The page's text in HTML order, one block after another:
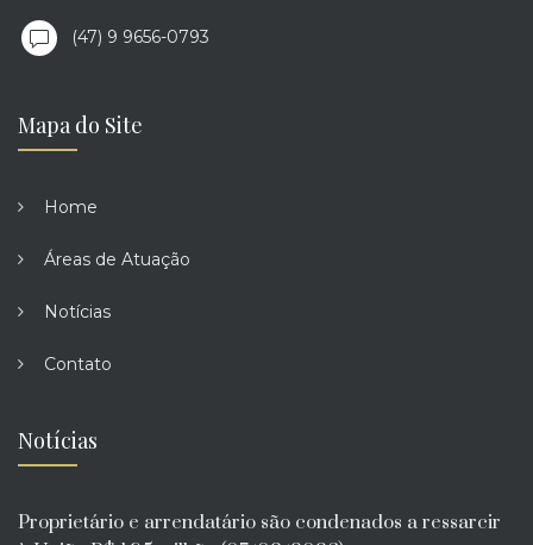
(47) 9 9656-0793
Mapa do Site
Home
Áreas de Atuação
Notícias
Contato
Notícias
Proprietário e arrendatário são condenados a ressarcir